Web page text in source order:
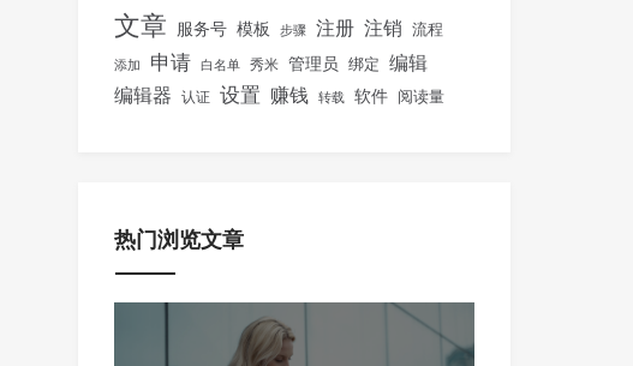
文章 服务号 模板 步骤 注册 注销 流程
添加 申请 白名单 秀米 管理员 绑定 编辑
编辑器
认证 设置 赚钱 转载 软件 阅读量
热门浏览文章